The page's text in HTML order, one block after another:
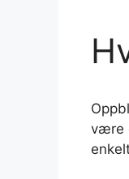
være